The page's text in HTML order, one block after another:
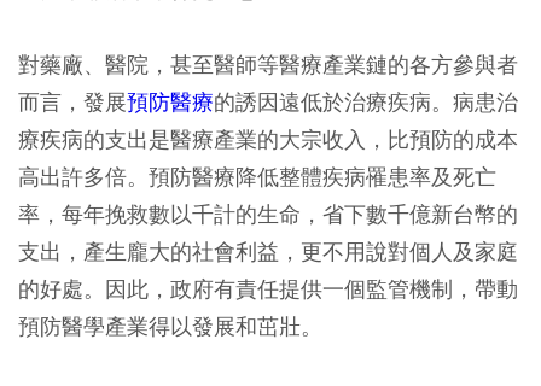
對藥廠、醫院，甚至醫師等醫療產業鏈的各方參與者
而言，發展預防醫療的誘因遠低於治療疾病。病患治
療疾病的支出是醫療產業的大宗收入，比預防的成本
高出許多倍。預防醫療降低整體疾病罹患率及死亡
率，每年挽救數以千計的生命，省下數千億新台幣的
支出，產生龐大的社會利益，更不用說對個人及家庭
的好處。因此，政府有責任提供一個監管機制，帶動
預防醫學產業得以發展和茁壯。